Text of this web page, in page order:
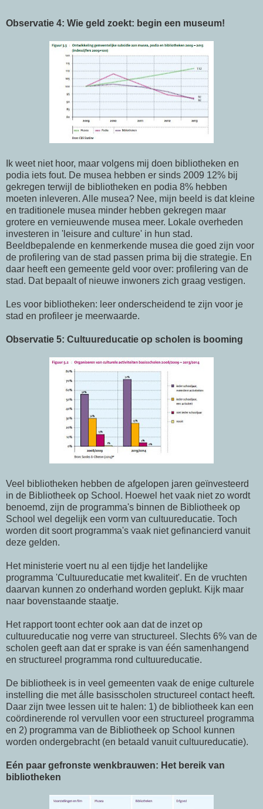
Observatie 4: Wie geld zoekt: begin een museum!
Ik weet niet hoor, maar volgens mij doen bibliotheken en
podia iets fout. De musea hebben er sinds 2009 12% bij
gekregen terwijl de bibliotheken en podia 8% hebben
moeten inleveren. Alle musea? Nee, mijn beeld is dat kleine
en traditionele musea minder hebben gekregen maar
grotere en vernieuwende musea meer. Lokale overheden
investeren in 'leisure and culture' in hun stad.
Beeldbepalende en kenmerkende musea die goed zijn voor
de profilering van de stad passen prima bij die strategie. En
daar heeft een gemeente geld voor over: profilering van de
stad. Dat bepaalt of nieuwe inwoners zich graag vestigen.
Les voor bibliotheken: leer onderscheidend te zijn voor je
stad en profileer je meerwaarde.
Observatie 5: Cultuureducatie op scholen is booming
Veel bibliotheken hebben de afgelopen jaren geïnvesteerd
in de Bibliotheek op School. Hoewel het vaak niet zo wordt
benoemd, zijn de programma's binnen de Bibliotheek op
School wel degelijk een vorm van cultuureducatie. Toch
worden dit soort programma's vaak niet gefinancierd vanuit
deze gelden.
Het ministerie voert nu al een tijdje het landelijke
programma 'Cultuureducatie met kwaliteit'. En de vruchten
daarvan kunnen zo onderhand worden geplukt. Kijk maar
naar bovenstaande staatje.
Het rapport toont echter ook aan dat de inzet op
cultuureducatie nog verre van structureel. Slechts 6% van de
scholen geeft aan dat er sprake is van één samenhangend
en structureel programma rond cultuureducatie.
De bibliotheek is in veel gemeenten vaak de enige culturele
instelling die met álle basisscholen structureel contact heeft.
Daar zijn twee lessen uit te halen: 1) de bibliotheek kan een
coördinerende rol vervullen voor een structureel programma
en 2) programma van de Bibliotheek op School kunnen
worden ondergebracht (en betaald vanuit cultuureducatie).
Eén paar gefronste wenkbrauwen: Het bereik van
bibliotheken